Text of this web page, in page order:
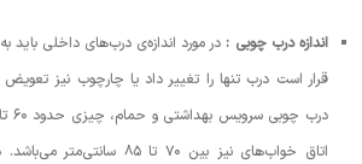
اندازه درب چوبی : در مورد اندازه‌ی درب‌های داخلی باید
قرار است درب تنها را تغییر داد یا چارچوب نیز تعویض
اتاق خواب‌های نیز بین 70 تا